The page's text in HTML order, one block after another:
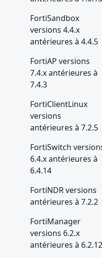
FortiSandbox
versions 4.4.x
antérieures à 4.4.5
FortiAP versions
7.4.x antérieures à
7.4.3
FortiClientLinux
versions
antérieures à 7.2.5
FortiSwitch
6.4.x antérieures à
6.4.14
FortiNDR versions
antérieures à 7.2.2
FortiManager
versions 6.2.x
antérieures à 6.2.12